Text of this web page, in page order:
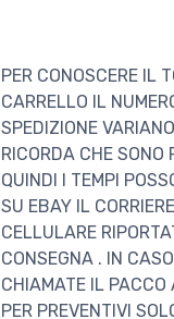
PER CONOSCERE IL
CARRELLO IL
SPEDIZIONE
RICORDA CHE
QUINDI I TEMPI
SU EBAY IL
CELLULARE
CONSEGNA . IN
CHIAMATE IL PACCO
PER PREVENTIVI